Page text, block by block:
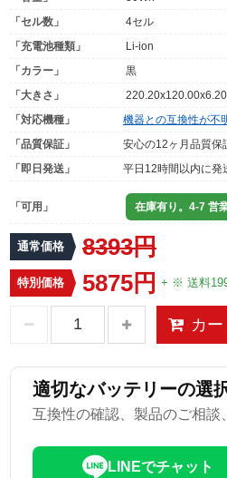
「セル数」
4セル
「充電池種類」
Li-ion
「カラー」
黒
「大きさ」
「対応機種」
機器との互換性が不
「品質保証」
安心の12ヶ月品質保
「即日発送」
平日12時間以内に発
「可用」 在庫有り。4-7 営
通常価格 8393円
特別価格 5875円 + ※ 送料
カ
適切なバッテリーの選
互換性の確認、製品のご相談
LINEでチャット